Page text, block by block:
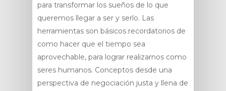
para transformar los sueños de lo que
queremos llegar a ser y serlo. Las
herramientas son básicos recordatorios de
como hacer que el tiempo sea
aprovechable, para lograr realizarnos como
seres humanos. Conceptos desde una
perspectiva de negociación justa y llena de